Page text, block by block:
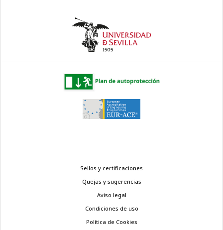
Sellos y certificaciones
Quejas y sugerencias
Aviso legal
Condiciones de uso
Política de Cookies